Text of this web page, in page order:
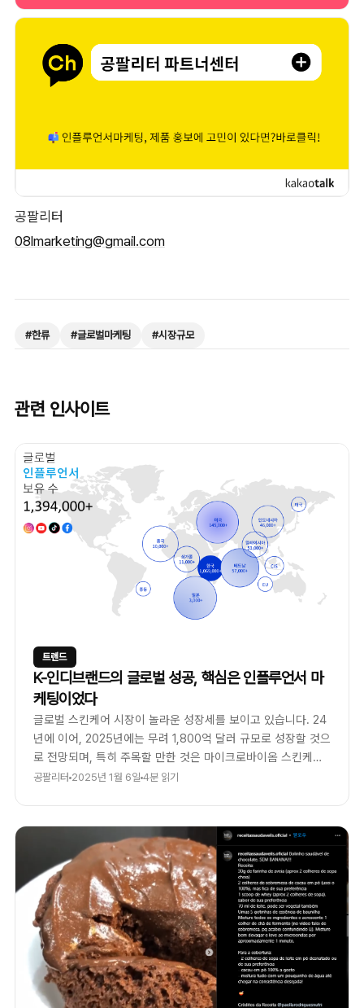
공팔리터
08lmarketing@gmail.com
#한류 #글로벌마케팅 #시장규모
관련 인사이트
트렌드
K-인디브랜드의 글로벌 성공, 핵심은 인플루언서 마
케팅이었다
글로벌 스킨케어 시장이 놀라운 성장세를 보이고 있습니다. 24
년에 이어, 2025년에는 무려 1,800억 달러 규모로 성장할 것으
로 전망되며, 특히 주목할 만한 것은 마이크로바이옴 스킨케어
시장이라고 하는데요.
공팔리터 2025년 1월 6일 4분 읽기